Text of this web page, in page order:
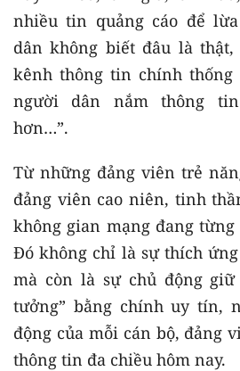
nhiều tin quảng cáo để
dân không biết đâu là
kênh thông tin chính
người dân nắm thông
hơn…”.
Từ những đảng viên trẻ
đảng viên cao niên, tinh
không gian mạng đang
Đó không chỉ là sự thích
mà còn là sự chủ động
tưởng” bằng chính uy tín,
động của mỗi cán bộ, đảng
thông tin đa chiều hôm nay.